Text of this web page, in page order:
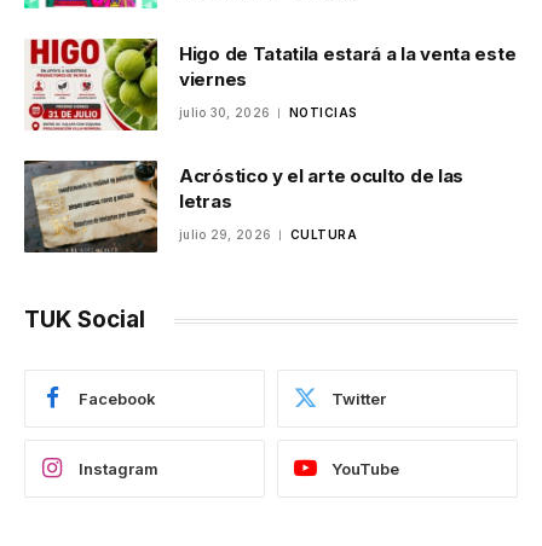
Higo de Tatatila estará a la venta este
viernes
julio 30, 2026 NOTICIAS
Acróstico y el arte oculto de las
letras
julio 29, 2026 CULTURA
TUK Social
Facebook Twitter
Instagram YouTube